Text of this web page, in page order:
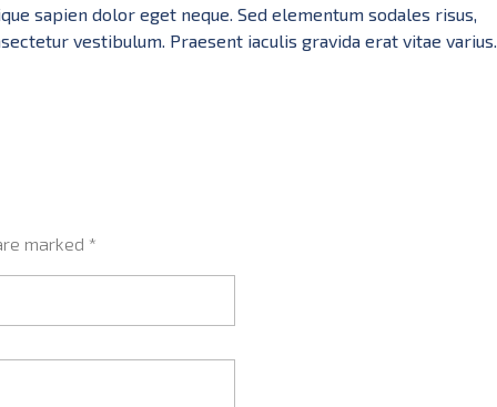
sapien dolor eget neque. Sed elementum sodales risus,
vestibulum. Praesent iaculis gravida erat vitae varius.
marked *